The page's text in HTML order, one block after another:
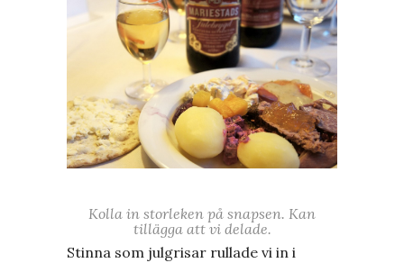
Kolla in storleken på snapsen. Kan
tillägga att vi delade.
Stinna som julgrisar rullade vi in i